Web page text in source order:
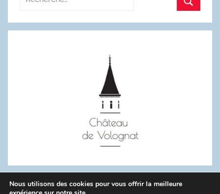
:
WordPress Theme: Donovan by ThemeZee.
Nous utilisons des cookies pour vous offrir la meilleure